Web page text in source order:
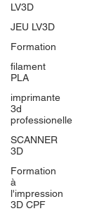
LV3D
JEU LV3D
Formation
filament
PLA
imprimante
3d
professionelle
SCANNER
3D
Formation
à
l'impression
3D CPF